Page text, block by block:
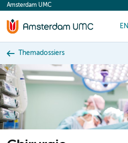
content
Amsterdam UMC
EN
Themadossiers